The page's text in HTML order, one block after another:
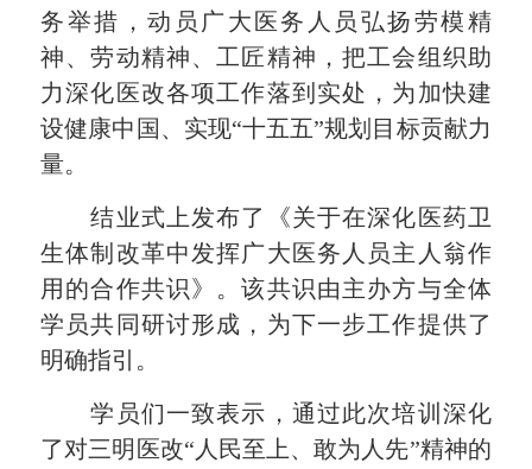
务举措，动员广大医务人员弘扬劳模精
神、劳动精神、工匠精神，把工会组织助
力深化医改各项工作落到实处，为加快建
设健康中国、实现“十五五”规划目标贡献力
量。
结业式上发布了《关于在深化医药卫
生体制改革中发挥广大医务人员主人翁作
用的合作共识》。该共识由主办方与全体
学员共同研讨形成，为下一步工作提供了
明确指引。
学员们一致表示，通过此次培训深化
了对三明医改“人民至上、敢为人先”精神的